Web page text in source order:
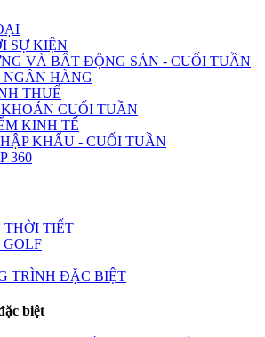
SỰ KIỆN
VÀ BẤT ĐỘNG SẢN - CUỐI TUẦN
NGÂN HÀNG
THUẾ
CUỐI TUẦN
KINH TẾ
KHẨU - CUỐI TUẦN
360
THỜI TIẾT
GOLF
TRÌNH ĐẶC BIỆT
biệt